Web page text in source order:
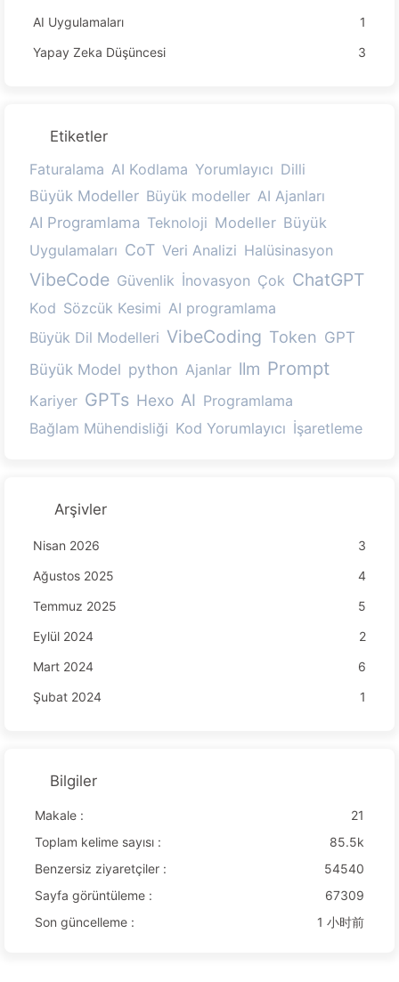
AI Uygulamaları
1
Yapay Zeka Düşüncesi
3
Etiketler
Faturalama AI Kodlama Yorumlayıcı Dilli
Büyük Modeller Büyük modeller AI Ajanları
AI Programlama Teknoloji Modeller Büyük
Uygulamaları CoT Veri Analizi Halüsinasyon
VibeCode Güvenlik İnovasyon Çok ChatGPT
Kod Sözcük Kesimi AI programlama
Büyük Dil Modelleri VibeCoding Token GPT
Büyük Model python Ajanlar llm Prompt
Kariyer GPTs Hexo AI Programlama
Bağlam Mühendisliği Kod Yorumlayıcı İşaretleme
Arşivler
Nisan 2026
3
Ağustos 2025
4
Temmuz 2025
5
Eylül 2024
2
Mart 2024
6
Şubat 2024
1
Bilgiler
Makale :
21
Toplam kelime sayısı :
85.5k
Benzersiz ziyaretçiler :
54540
Sayfa görüntüleme :
67309
Son güncelleme :
1 小时前